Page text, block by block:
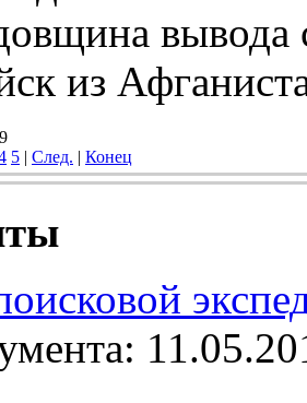
вывода
из
5 | След. | Конец